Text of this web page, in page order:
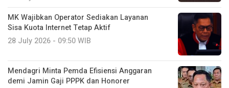
MK Wajibkan Operator Sediakan Layanan
Sisa Kuota Internet Tetap Aktif
28 July 2026 - 09:50 WIB
Mendagri Minta Pemda Efisiensi Anggaran
demi Jamin Gaji PPPK dan Honorer